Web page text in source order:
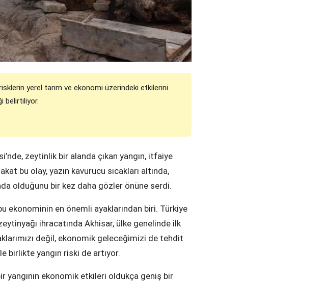
yerel tarım ve ekonomi üzerindeki etkilerini
belirtiliyor.
zeytinlik bir alanda çıkan yangın, itfaiye
bu olay, yazın kavurucu sıcakları altında,
olduğunu bir kez daha gözler önüne serdi.
ekonominin en önemli ayaklarından biri. Türkiye
ihracatında Akhisar, ülke genelinde ilk
değil, ekonomik geleceğimizi de tehdit
birlikte yangın riski de artıyor.
ekonomik etkileri oldukça geniş bir